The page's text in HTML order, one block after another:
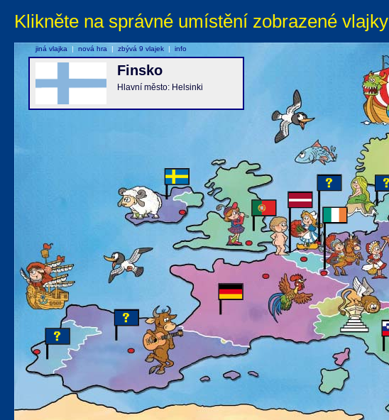
Klikněte na správné umístění zobrazené vlajky
Finsko
Hlavní město: Helsinki
jiná vlajka | nová hra | zbývá 9 vlajek | info